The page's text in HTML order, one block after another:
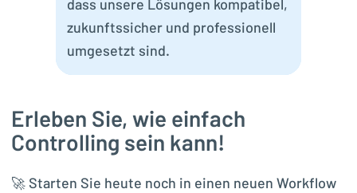
dass unsere Lösungen kompatibel,
zukunftssicher und professionell
umgesetzt sind.
Erleben Sie, wie einfach
Controlling sein kann!
🚀 Starten Sie heute noch in einen neuen Workflow